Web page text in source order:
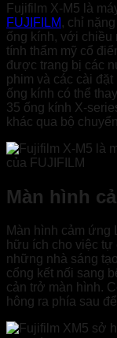
Fujifilm X-M5 là
FUJIFILM , chỉ
ống kính, với chiều
tính thẩm mỹ cổ
được trang bị các
phim và các cài
ống kính có thể
35 ống kính X-
khác qua bộ
Màn hình
Màn hình cảm ứng
hữu ích cho việc
những nhà sáng
cổng kết nối sang
cản trở màn hình.
hông ra phía sau